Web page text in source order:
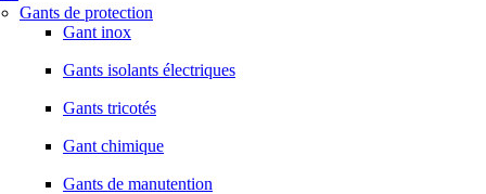
Gants de protection
Gant inox
Gants isolants électriques
Gants tricotés
Gant chimique
Gants de manutention